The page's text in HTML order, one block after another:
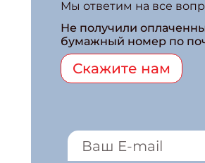
Мы ответим на все
Не получили
бумажный номер по
Скажите нам